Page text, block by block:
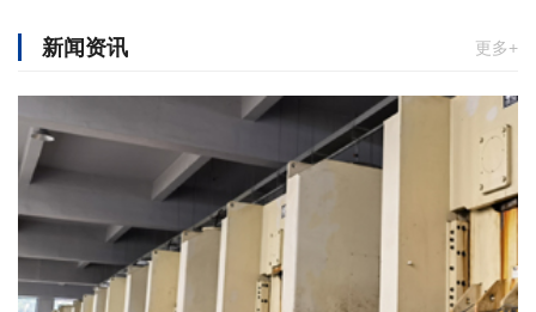
新闻资讯 更多+